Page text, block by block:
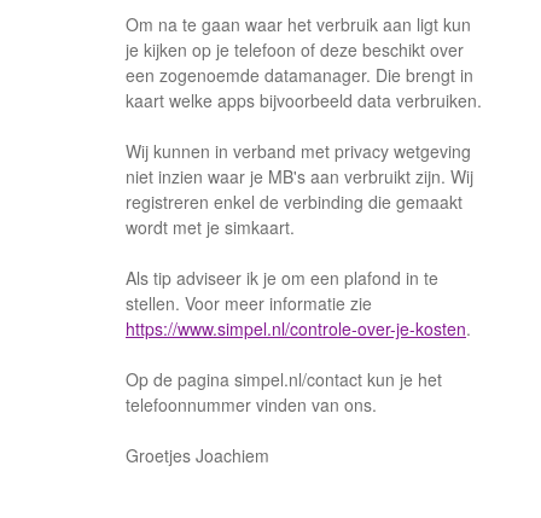
Om na te gaan waar het verbruik aan ligt kun
je kijken op je telefoon of deze beschikt over
een zogenoemde datamanager. Die brengt in
kaart welke apps bijvoorbeeld data verbruiken.
Wij kunnen in verband met privacy wetgeving
niet inzien waar je MB's aan verbruikt zijn. Wij
registreren enkel de verbinding die gemaakt
wordt met je simkaart.
Als tip adviseer ik je om een plafond in te
stellen. Voor meer informatie zie
https://www.simpel.nl/controle-over-je-kosten.
Op de pagina simpel.nl/contact kun je het
telefoonnummer vinden van ons.
Groetjes Joachiem